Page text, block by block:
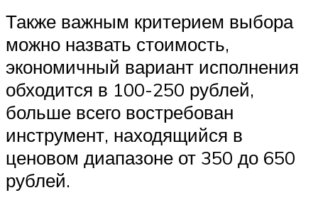
Также важным критерием выбора
можно назвать стоимость,
экономичный вариант исполнения
обходится в 100-250 рублей,
больше всего востребован
инструмент, находящийся в
ценовом диапазоне от 350 до 650
рублей.